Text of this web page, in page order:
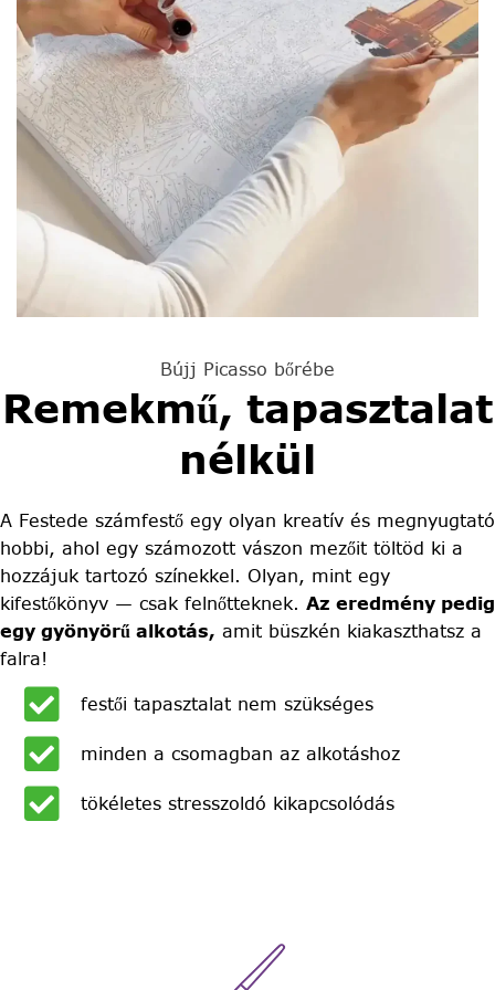
Bújj Picasso bőrébe
Remekmű, tapasztalat
nélkül
A Festede számfestő egy olyan kreatív és megnyugtató
hobbi, ahol egy számozott vászon mezőit töltöd ki a
hozzájuk tartozó színekkel. Olyan, mint egy
kifestőkönyv — csak felnőtteknek. Az eredmény pedig
egy gyönyörű alkotás, amit büszkén kiakaszthatsz a
falra!
festői tapasztalat nem szükséges
minden a csomagban az alkotáshoz
tökéletes stresszoldó kikapcsolódás